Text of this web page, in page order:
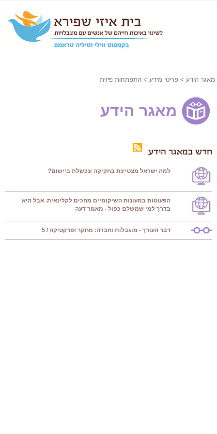
מאגר הידע > פריטי מידע > התפתחות פיזית
מאגר הידע
חדש במאגר הידע
למה ישראל מצטיינת בחקיקה ונכשלת ביישום?
הפעוטות במעונות השיקומיים מחכים לקלינאית. אבל היא
בדרך למי שמשלם כפול - מאמר דעה
דבר העורך - מוגבלות וחברה: מחקר ופרקטיקה / 5